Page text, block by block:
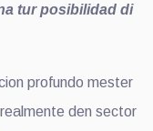
tur posibilidad di
profundo mester
den sector